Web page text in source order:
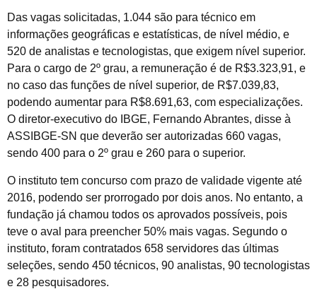
Das vagas solicitadas, 1.044 são para técnico em
informações geográficas e estatísticas, de nível médio, e
520 de analistas e tecnologistas, que exigem nível superior.
Para o cargo de 2º grau, a remuneração é de R$3.323,91, e
no caso das funções de nível superior, de R$7.039,83,
podendo aumentar para R$8.691,63, com especializações.
O diretor-executivo do IBGE, Fernando Abrantes, disse à
ASSIBGE-SN que deverão ser autorizadas 660 vagas,
sendo 400 para o 2º grau e 260 para o superior.
O instituto tem concurso com prazo de validade vigente até
2016, podendo ser prorrogado por dois anos. No entanto, a
fundação já chamou todos os aprovados possíveis, pois
teve o aval para preencher 50% mais vagas. Segundo o
instituto, foram contratados 658 servidores das últimas
seleções, sendo 450 técnicos, 90 analistas, 90 tecnologistas
e 28 pesquisadores.